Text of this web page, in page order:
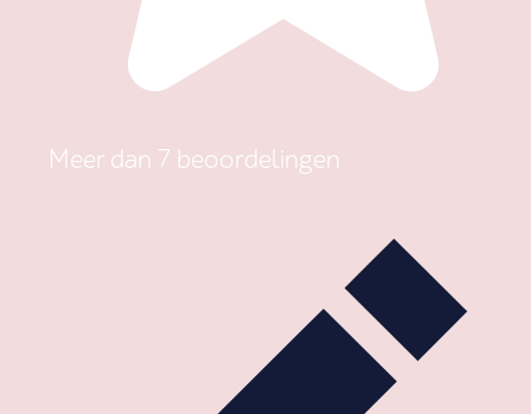
Meer dan 7 beoordelingen